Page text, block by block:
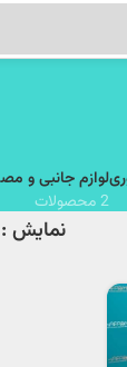
لوازم جانبی و
2 محصولات
نمایش